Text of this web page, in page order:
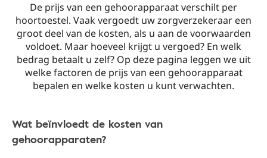
De prijs van een gehoorapparaat verschilt per
hoortoestel. Vaak vergoedt uw zorgverzekeraar een
groot deel van de kosten, als u aan de voorwaarden
voldoet. Maar hoeveel krijgt u vergoed? En welk
bedrag betaalt u zelf? Op deze pagina leggen we uit
welke factoren de prijs van een gehoorapparaat
bepalen en welke kosten u kunt verwachten.
Wat beïnvloedt de kosten van
gehoorapparaten?